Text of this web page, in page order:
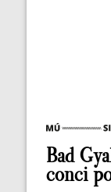
Bad
conci